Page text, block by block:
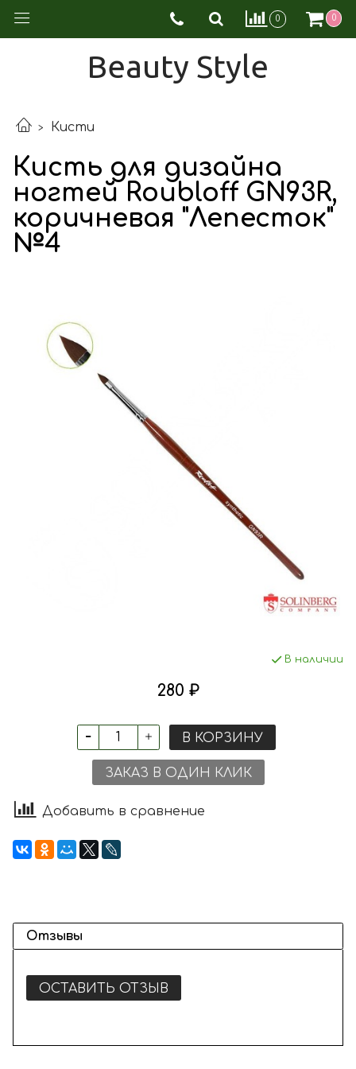
0 0
Beauty Style
Кисти
Кисть для дизайна
ногтей Roubloff GN93R,
коричневая "Лепесток"
№4
В наличии
280 ₽
В КОРЗИНУ
ЗАКАЗ В ОДИН КЛИК
Добавить в сравнение
Отзывы
ОСТАВИТЬ ОТЗЫВ